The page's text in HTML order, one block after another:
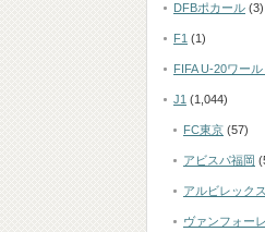
DFBポカール (3)
F1 (1)
FIFA U-20ワー
J1 (1,044)
FC東京 (57)
アビスパ福岡
アルビレック
ヴァンフォー